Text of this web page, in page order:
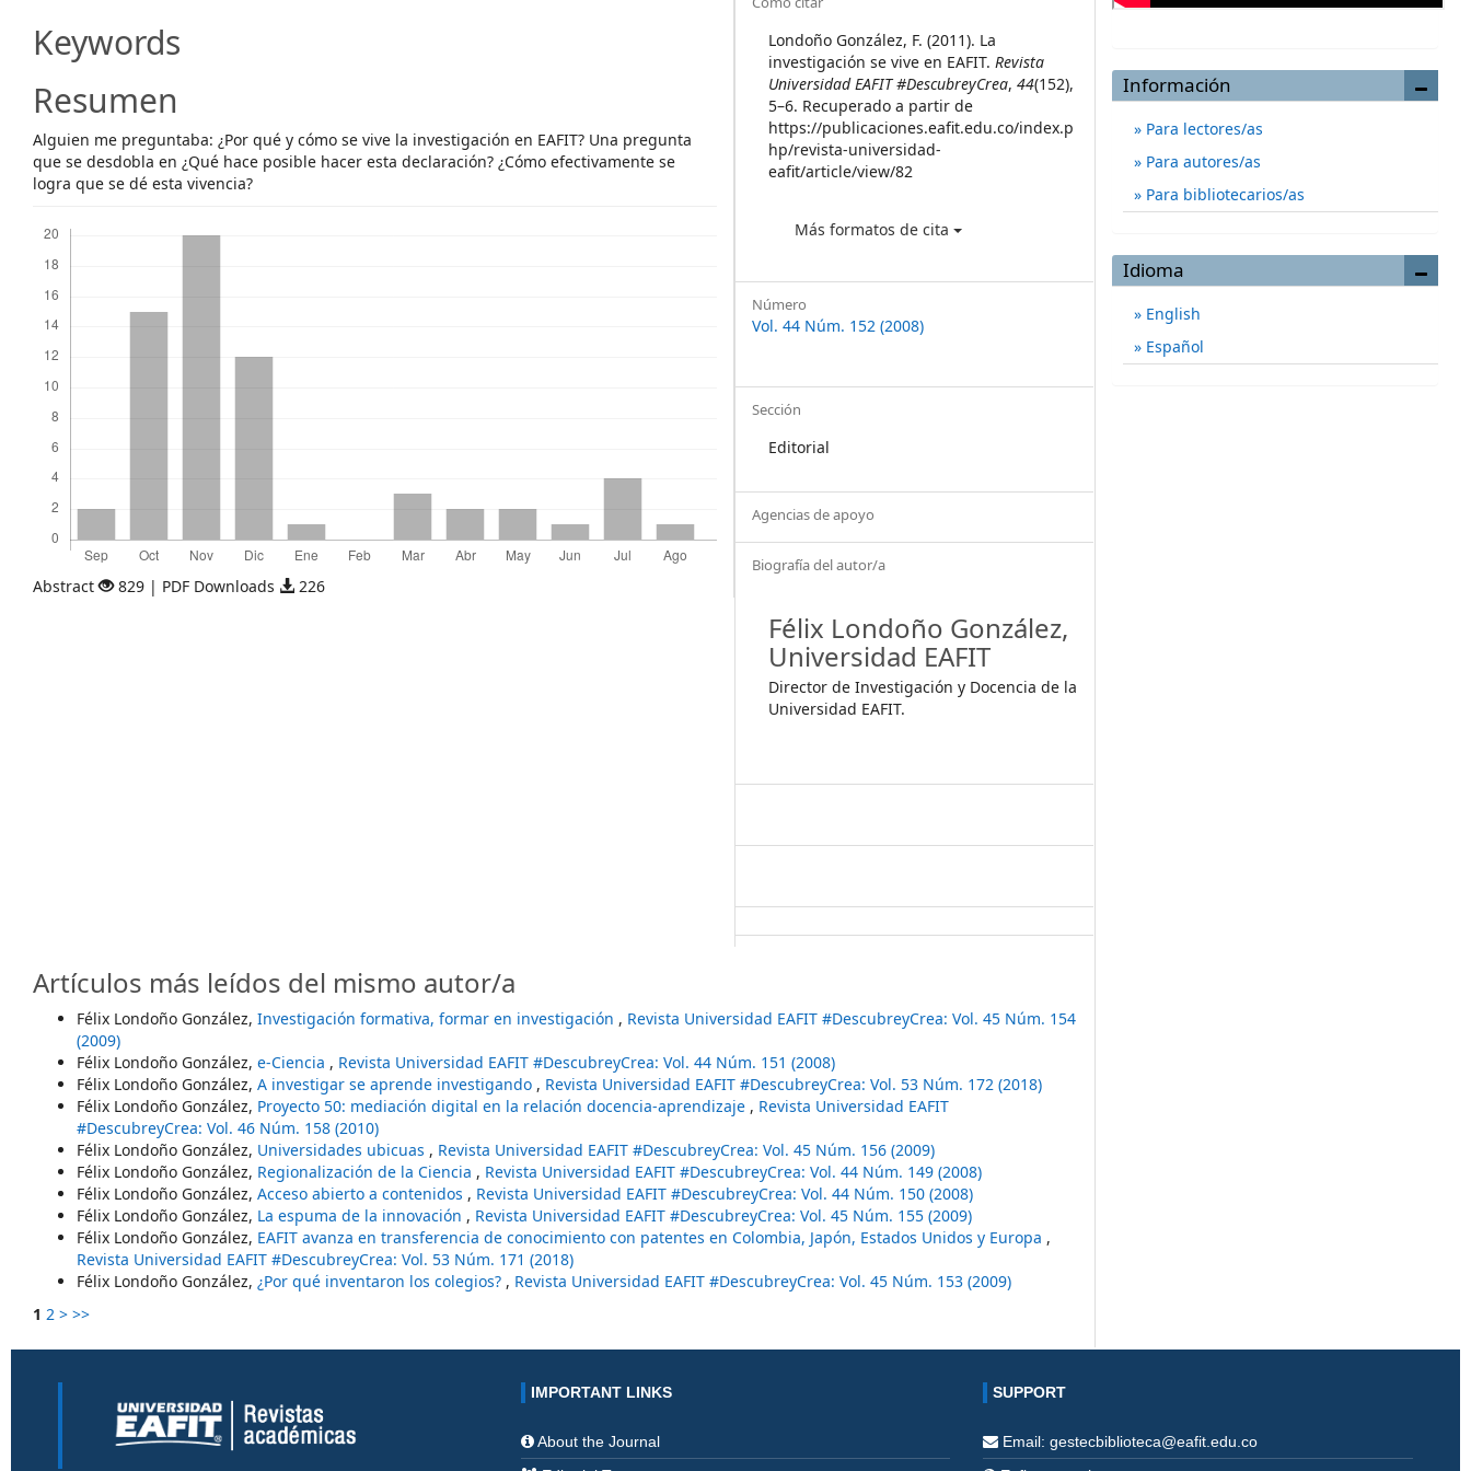
Keywords
Resumen
Alguien me preguntaba: ¿Por qué y cómo se vive la investigación en EAFIT? Una pregunta
que se desdobla en ¿Qué hace posible hacer esta declaración? ¿Cómo efectivamente se
logra que se dé esta vivencia?
Abstract 829 | PDF Downloads 226
Details
Londoño González, F. (2011). La
investigación se vive en EAFIT.Revista
Universidad EAFIT #DescubreyCrea,44(152),
5–6. Recuperado a partir de
https://publicaciones.eafit.edu.co/index.p
hp/revista-universidad-
eafit/article/view/82
Más formatos de cita
Número
Vol. 44 Núm. 152 (2008)
Sección
Editorial
Agencias de apoyo
Biografía del autor/a
Félix Londoño González,
Universidad EAFIT
Director de Investigación y Docencia de la
Universidad EAFIT.
Artículos más leídos del mismo autor/a
Félix Londoño González, Investigación formativa, formar en investigación , Revista Universidad EAFIT #DescubreyCrea: Vol. 45 Núm. 154
(2009)
Félix Londoño González, e-Ciencia , Revista Universidad EAFIT #DescubreyCrea: Vol. 44 Núm. 151 (2008)
Félix Londoño González, A investigar se aprende investigando , Revista Universidad EAFIT #DescubreyCrea: Vol. 53 Núm. 172 (2018)
Félix Londoño González, Proyecto 50: mediación digital en la relación docencia-aprendizaje , Revista Universidad EAFIT
#DescubreyCrea: Vol. 46 Núm. 158 (2010)
Félix Londoño González, Universidades ubicuas , Revista Universidad EAFIT #DescubreyCrea: Vol. 45 Núm. 156 (2009)
Félix Londoño González, Regionalización de la Ciencia , Revista Universidad EAFIT #DescubreyCrea: Vol. 44 Núm. 149 (2008)
Félix Londoño González, Acceso abierto a contenidos , Revista Universidad EAFIT #DescubreyCrea: Vol. 44 Núm. 150 (2008)
Félix Londoño González, La espuma de la innovación , Revista Universidad EAFIT #DescubreyCrea: Vol. 45 Núm. 155 (2009)
Félix Londoño González, EAFIT avanza en transferencia de conocimiento con patentes en Colombia, Japón, Estados Unidos y Europa ,
Revista Universidad EAFIT #DescubreyCrea: Vol. 53 Núm. 171 (2018)
Félix Londoño González, ¿Por qué inventaron los colegios? , Revista Universidad EAFIT #DescubreyCrea: Vol. 45 Núm. 153 (2009)
1 2 > >>
Información
Para lectores/as
Para autores/as
Para bibliotecarios/as
Idioma
English
Español
IMPORTANT LINKS
About the Journal
SUPPORT
Email: gestecbiblioteca@eafit.edu.co